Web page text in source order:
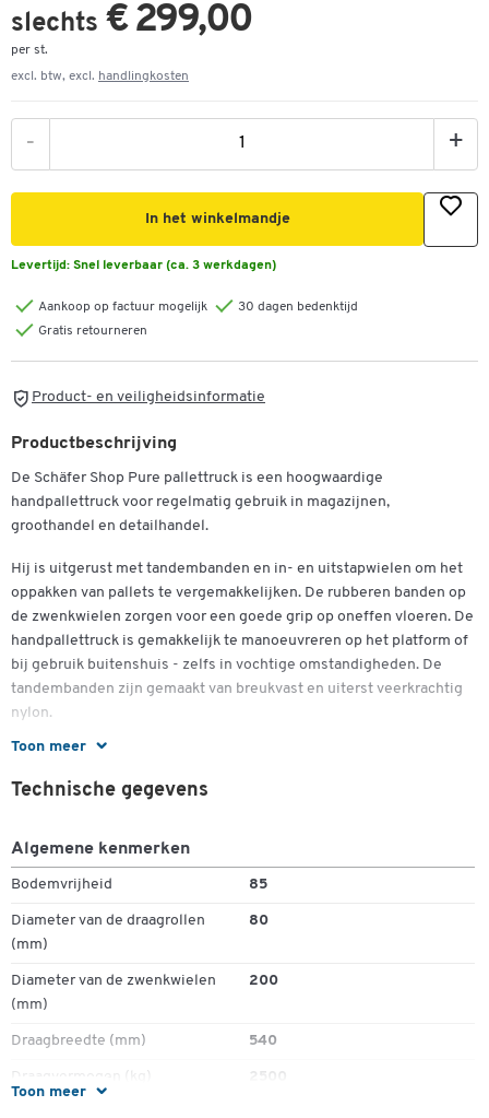
slechts € 299,00
per st.
excl. btw, excl. handlingkosten
- +
In het winkelmandje
Levertijd: Snel leverbaar (ca. 3 werkdagen)
Aankoop op factuur mogelijk
30 dagen bedenktijd
Gratis retourneren
Product- en veiligheidsinformatie
Toon meer
Productbeschrijving
De Schäfer Shop Pure pallettruck is een hoogwaardige
handpallettruck voor regelmatig gebruik in magazijnen,
groothandel en detailhandel.
Hij is uitgerust met tandembanden en in- en uitstapwielen om het
oppakken van pallets te vergemakkelijken. De rubberen banden op
de zwenkwielen zorgen voor een goede grip op oneffen vloeren. De
handpallettruck is gemakkelijk te manoeuvreren op het platform of
bij gebruik buitenshuis - zelfs in vochtige omstandigheden. De
tandembanden zijn gemaakt van breukvast en uiterst veerkrachtig
nylon.
De pallettruck heeft extra stevige vorken met een standaardlengte
van 1150 mm. U kunt er perfect gaaspallets, europallets en
eenmalige pallets mee verplaatsen. Dankzij de robuuste
2500 kg veilig en betrouwbaar transporteren.
Het is een ideale oplossing voor de snelle behandeling van
goederen en waren in supermarkten, expeditiebedrijven of zelfs in
de productie. Dankzij het lage tarragewicht van ca. 53 kg is hij
Belangrijke details:
Trekstang van stalen buizen met beugelgreep en daalhendel
Frame en vork in schaalconstructie
Vorken:
Toon meer
Technische gegevens
Algemene kenmerken
Bodemvrijheid 85
Diameter van de draagrollen
(mm)
80
Diameter van de zwenkwielen
(mm)
200
Draagbreedte (mm) 540
Draagvermogen (kg) 2500